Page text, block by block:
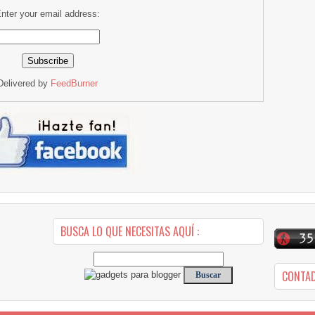
your email address:
by FeedBurner
BUSCA LO QUE NECESITAS AQUÍ :